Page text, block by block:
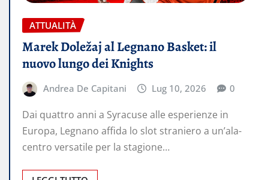
ATTUALITÀ
Marek Doležaj al Legnano Basket: il
nuovo lungo dei Knights
Andrea De Capitani Lug 10, 2026 0
Dai quattro anni a Syracuse alle esperienze in
Europa, Legnano affida lo slot straniero a un’ala-
centro versatile per la stagione…